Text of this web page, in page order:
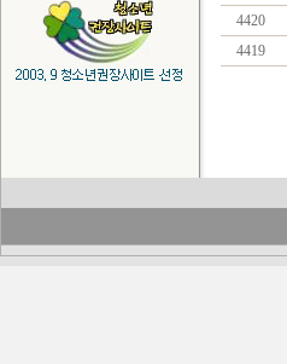
4420
4419